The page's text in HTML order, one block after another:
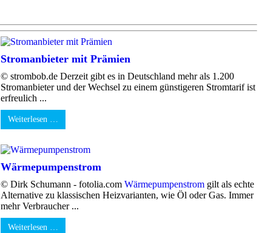
Stromanbieter mit Prämien
© strombob.de Derzeit gibt es in Deutschland mehr als 1.200
Stromanbieter und der Wechsel zu einem günstigeren Stromtarif ist
erfreulich ...
Weiterlesen …
Wärmepumpenstrom
© Dirk Schumann - fotolia.comWärmepumpenstrom gilt als echte
Alternative zu klassischen Heizvarianten, wie Öl oder Gas. Immer
mehr Verbraucher ...
Weiterlesen …